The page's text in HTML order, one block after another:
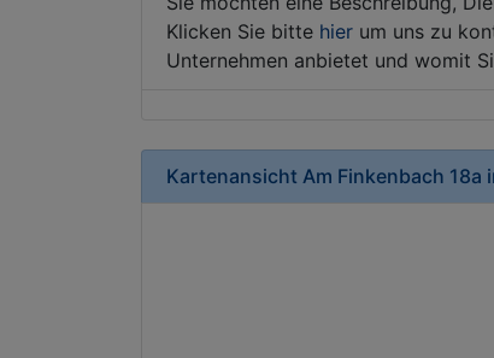
Klicken Sie bitte hier um uns zu
Unternehmen anbietet und womit
Kartenansicht Am Finkenbach 18a